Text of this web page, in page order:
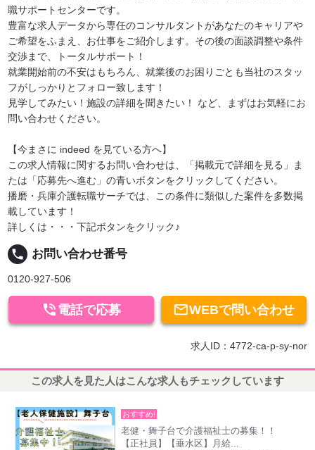
職サポートセンターです。
豊富な求人データから専任のコンサルタントがあなたのキャリアや
ご希望をふまえ、お仕事をご紹介します。その後の面談調整や条件
交渉まで、トータルサポート！
就業開始前の不安はもちろん、就業後のお困りごとも当社のスタッ
フがしっかりとフォロー致します！
見学してみたい！施設の詳細を聞きたい！ など、まずはお気軽にお
問い合わせください。
【今まさに indeed を見ている方へ】
この求人情報に関するお問い合わせは、「掲載元で詳細を見る」ま
たは「応募先へ進む」の青いボタンをクリックしてください。
播磨・兵庫介護転職サーチでは、この条件に類似した案件を多数掲
載しています！
詳しくは・・・下記ボタンをクリック♪
local_phone お問い合わせ番号
0120-927-506
WEBで問い合わせ
 電話で応募
求人ID：4772-ca-p-sy-nor
この求人を見た人はこんな求人もチェックしています
おすすめ!
老健・舞子台で介護福祉士の募集！！
【正社員】【垂水区】月給...